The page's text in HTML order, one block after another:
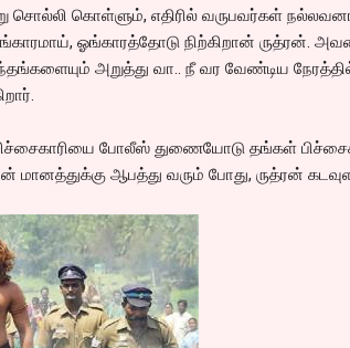
சொல்லி கொள்ளும், எதிரில் வருபவர்கள்
ஓங்காரத்தோடு நிற்கிறான் ருத்ரன்.
அறுத்து வா.. நீ வர வேண்டிய
பிச்சைகாரியை போலீஸ் துணையோடு தங்கள்
மானத்துக்கு ஆபத்து வரும் போது, ருத்ரன்